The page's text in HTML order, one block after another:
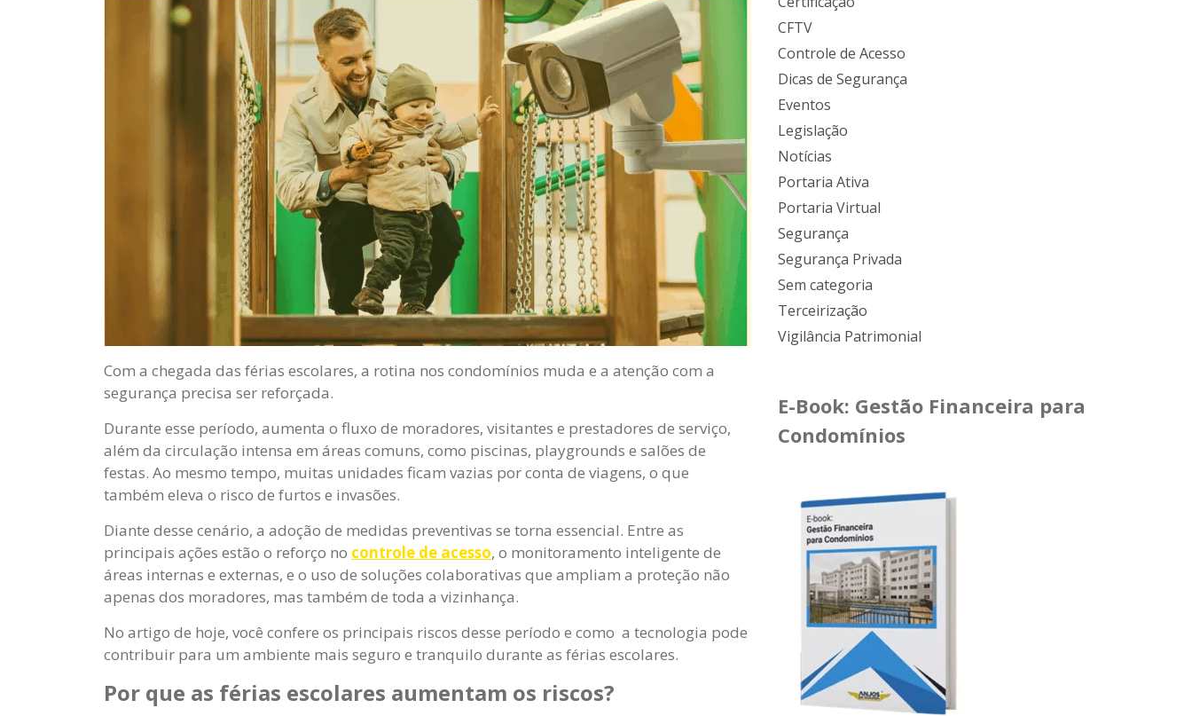
Com a chegada das férias escolares, a rotina nos condomínios muda e a atenção com a
segurança precisa ser reforçada.
Durante esse período, aumenta o fluxo de moradores, visitantes e prestadores de serviço,
além da circulação intensa em áreas comuns, como piscinas, playgrounds e salões de
festas. Ao mesmo tempo, muitas unidades ficam vazias por conta de viagens, o que
também eleva o risco de furtos e invasões.
Diante desse cenário, a adoção de medidas preventivas se torna essencial. Entre as
principais ações estão o reforço no controle de acesso, o monitoramento inteligente de
áreas internas e externas, e o uso de soluções colaborativas que ampliam a proteção não
apenas dos moradores, mas também de toda a vizinhança.
No artigo de hoje, você confere os principais riscos desse período e como a tecnologia pode
contribuir para um ambiente mais seguro e tranquilo durante as férias escolares.
Por que as férias escolares aumentam os riscos?
CFTV
Controle de Acesso
Dicas de Segurança
Eventos
Legislação
Notícias
Portaria Ativa
Portaria Virtual
Segurança
Segurança Privada
Sem categoria
Terceirização
Vigilância Patrimonial
E-Book: Gestão Financeira para
Condomínios